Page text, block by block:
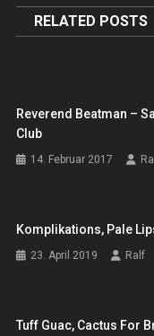
RELATED POSTS
Reverend Beatman –
Club
14. Februar 2017
Komplikations, Pale
23. April 2019 Ralf
Tuff Guac, Cactus For